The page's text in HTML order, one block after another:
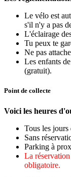
Le vélo est
s'il n'y a pas
L'éclairage
Tu peux te
Ne pas
Les enfants
(gratuit).
Point de collecte
Voici les heures
Tous les
Sans
Parking à
La
obligatoire.